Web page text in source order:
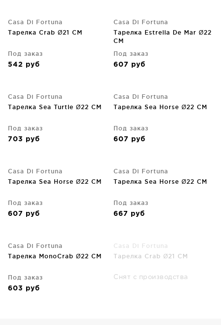
Casa Di Fortuna
Тарелка Crab Ø21 CM
Под заказ
542 руб
Casa Di Fortuna
Тарелка Estrella De Mar Ø22
CM
Под заказ
607 руб
Casa Di Fortuna
Тарелка Sea Turtle Ø22 CM
Под заказ
703 руб
Casa Di Fortuna
Тарелка Sea Horse Ø22 CM
Под заказ
607 руб
Casa Di Fortuna
Тарелка Sea Horse Ø22 CM
Под заказ
607 руб
Casa Di Fortuna
Тарелка Sea Horse Ø22 CM
Под заказ
667 руб
Casa Di Fortuna
Тарелка MonoCrab Ø22 CM
Под заказ
603 руб
Casa Di Fortuna
Тарелка Crab Ø21 CM
Снят с производства